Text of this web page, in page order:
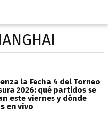
la Fecha 4 del Torneo
2026: qué partidos se
este viernes y dónde
en vivo